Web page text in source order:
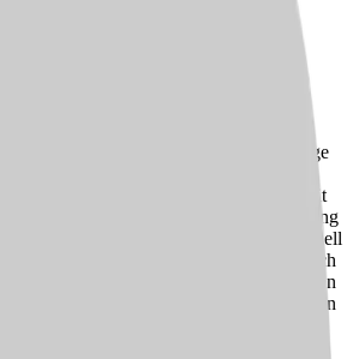
AWO Servicehaus Lübeck!
die sowohl über stationäre Wohnpflege
Pflegedienst betreute Wohnungen
ambulanter Pflegedienst betreut derzeit
und der näheren Umgebung
bieten täglich sechs Touren, die individuell
geplant werden. Die Touren sind alle auch
sowie mit E-Bikes, welche demnächst von
werden. Werde Teil unseres engagierten
dass unsere Patient:innen die